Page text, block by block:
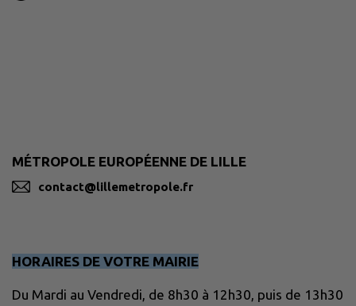
MÉTROPOLE EUROPÉENNE DE LILLE
contact@lillemetropole.fr
HORAIRES DE VOTRE MAIRIE
Du Mardi au Vendredi, de 8h30 à 12h30, puis de 13h30